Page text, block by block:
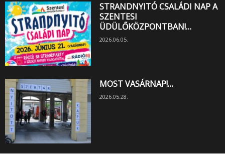
STRANDNYITÓ CSALÁDI NAP A
SZENTESI
ÜDÜLŐKÖZPONTBAN!…
2026.06.05.
MOST VASÁRNAP!…
2026.05.28.